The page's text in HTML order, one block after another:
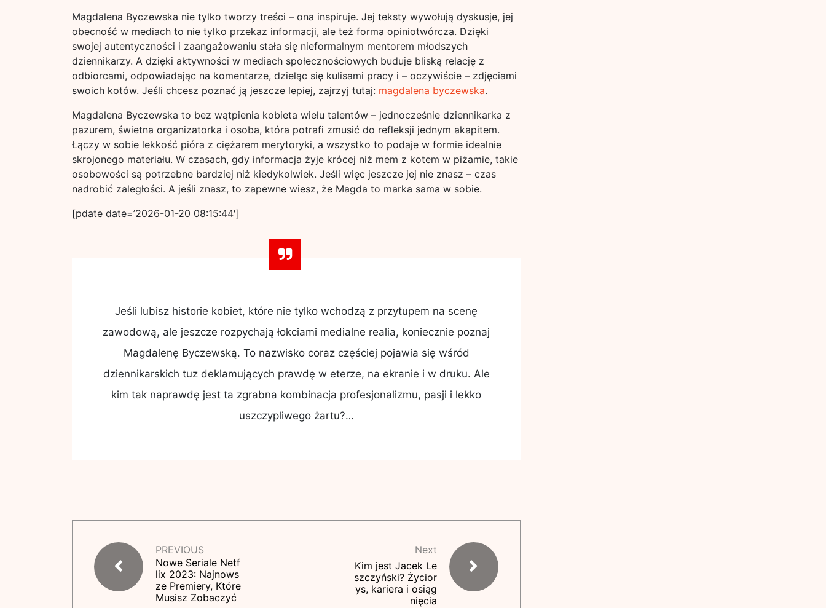
Magdalena Byczewska nie tylko tworzy treści – ona inspiruje. Jej teksty wywołują dyskusje, jej
obecność w mediach to nie tylko przekaz informacji, ale też forma opiniotwórcza. Dzięki
swojej autentyczności i zaangażowaniu stała się nieformalnym mentorem młodszych
dziennikarzy. A dzięki aktywności w mediach społecznościowych buduje bliską relację z
odbiorcami, odpowiadając na komentarze, dzieląc się kulisami pracy i – oczywiście – zdjęciami
swoich kotów. Jeśli chcesz poznać ją jeszcze lepiej, zajrzyj tutaj: magdalena byczewska.
Magdalena Byczewska to bez wątpienia kobieta wielu talentów – jednocześnie dziennikarka z
pazurem, świetna organizatorka i osoba, która potrafi zmusić do refleksji jednym akapitem.
Łączy w sobie lekkość pióra z ciężarem merytoryki, a wszystko to podaje w formie idealnie
skrojonego materiału. W czasach, gdy informacja żyje krócej niż mem z kotem w piżamie, takie
osobowości są potrzebne bardziej niż kiedykolwiek. Jeśli więc jeszcze jej nie znasz – czas
nadrobić zaległości. A jeśli znasz, to zapewne wiesz, że Magda to marka sama w sobie.
[pdate date=’2026-01-20 08:15:44′]
Jeśli lubisz historie kobiet, które nie tylko wchodzą z przytupem na scenę
zawodową, ale jeszcze rozpychają łokciami medialne realia, koniecznie poznaj
Magdalenę Byczewską. To nazwisko coraz częściej pojawia się wśród
dziennikarskich tuz deklamujących prawdę w eterze, na ekranie i w druku. Ale
kim tak naprawdę jest ta zgrabna kombinacja profesjonalizmu, pasji i lekko
uszczypliwego żartu?…
PREVIOUS
Nowe Seriale Netf
lix 2023: Najnows
ze Premiery, Które
Musisz Zobaczyć
Next
Kim jest Jacek Le
szczyński? Życior
ys, kariera i osiąg
nięcia